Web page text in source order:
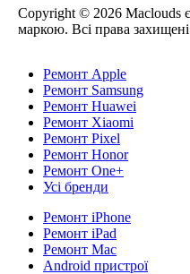
Copyright © 2026 Maclouds
маркою. Всі права
Ремонт Apple
Ремонт Samsung
Ремонт Huawei
Ремонт Xiaomi
Ремонт Pixel
Ремонт Honor
Ремонт One+
Усі бренди
Ремонт iPhone
Ремонт iPad
Ремонт Mac
Android пристрої